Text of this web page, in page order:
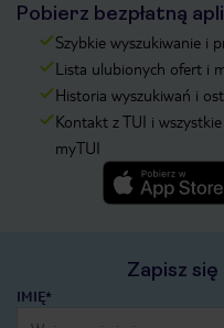
Pobierz bezpłatną
Szybkie wyszukiwanie i
Lista ulubionych ofert i
Historia wyszukiwań i
Kontakt z TUI i
myTUI
Zapisz
IMIĘ*